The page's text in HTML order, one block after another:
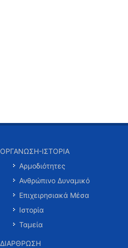
ΟΡΓΑΝΩΣΗ-ΙΣΤΟΡΙΑ
Αρμοδιότητες
Ανθρώπινο Δυναμικό
Επιχειρησιακά Μέσα
Ιστορία
Ταμεία
ΔΙΑΡΘΡΩΣΗ